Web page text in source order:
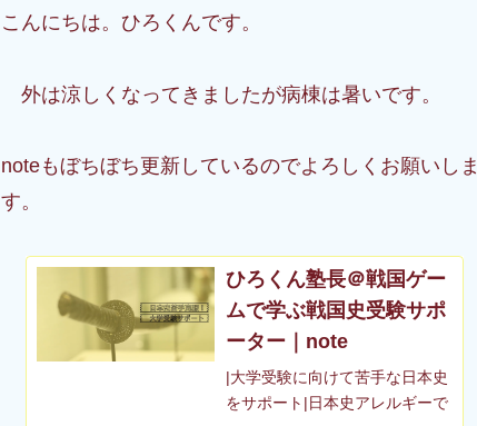
こんにちは。ひろくんです。
外は涼しくなってきましたが病棟は暑いです。
noteもぼちぼち更新しているのでよろしくお願いしま
す。
ひろくん塾長＠戦国ゲー
ムで学ぶ戦国史受験サポ
ーター｜note
|大学受験に向けて苦手な日本史
をサポート|日本史アレルギーで